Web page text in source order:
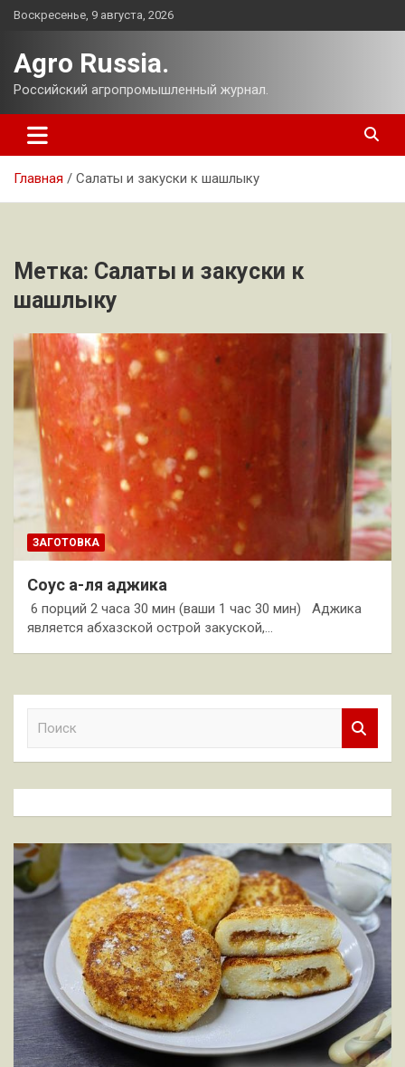
Перейти
Воскресенье, 9 августа, 2026
Agro Russia.
Российский агропромышленный журнал.
Главная Салаты и закуски к шашлыку
Метка: Салаты и закуски к
шашлыку
ЗАГОТОВКА
Соус а-ля аджика
6 порций 2 часа 30 мин (ваши 1 час 30 мин) Аджика
является абхазской острой закуской,…
к